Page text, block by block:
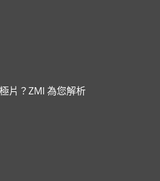
片？ZMI 為您解析